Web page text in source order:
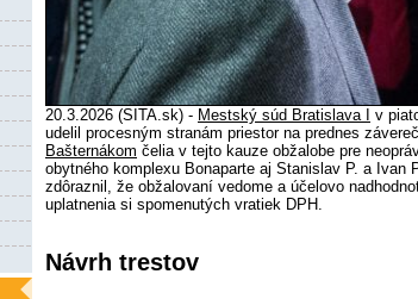
20.3.2026 (SITA.sk) - Mestský súd Bratislava I
v
udelil procesným stranám priestor na prednes
Bašternákom čelia v tejto kauze obžalobe pre
obytného komplexu Bonaparte aj Stanislav P. a
zdôraznil, že obžalovaní vedome a účelovo
uplatnenia si spomenutých vratiek DPH.
Návrh trestov